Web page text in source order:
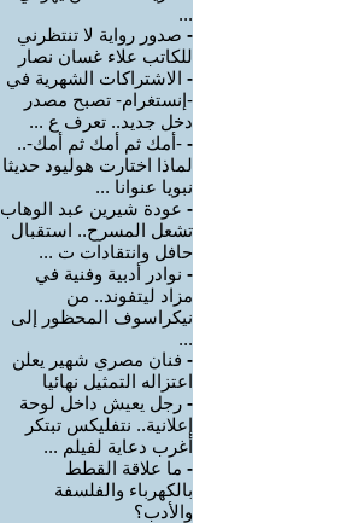
...
- صدور رواية لا تنتظرني
للكاتب علاء غسان نصار
- الاشتراكات الشهرية في
-إنستغرام- تصبح مصدر
دخل جديد.. تعرف ع ...
- -أمك ثم أمك ثم أمك-..
لماذا اختارت هوليود حديثا
نبويا عنوانا ...
- عودة شيرين عبد الوهاب
تشعل المسرح.. استقبال
حافل وانتقادات ت ...
- نوادر أدبية وفنية في
مزاد ليتفوند.. من
نيكراسوف المحظور إلى
...
- فنان مصري شهير يعلن
اعتزاله التمثيل نهائيا
- رجل يعيش داخل لوحة
إعلانية.. نتفليكس تبتكر
أغرب دعاية لفيلم ...
- ما علاقة القطط
بالكهرباء والفلسفة
والأدب؟